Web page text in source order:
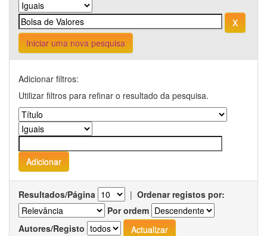
Iniciar uma nova pesquisa
Adicionar filtros:
Utilizar filtros para refinar o resultado da pesquisa.
Resultados/Página | Ordenar registos por:
Por ordem
Autores/Registo